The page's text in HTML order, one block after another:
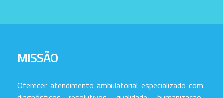
MISSÃO
Oferecer atendimento ambulatorial especializado com